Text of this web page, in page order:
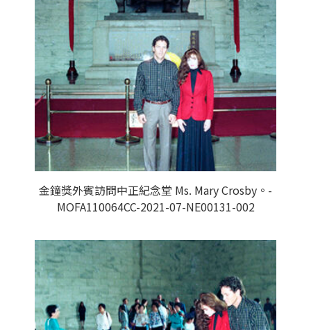
金鐘獎外賓訪問中正紀念堂 Ms. Mary Crosby。-
MOFA110064CC-2021-07-NE00131-002